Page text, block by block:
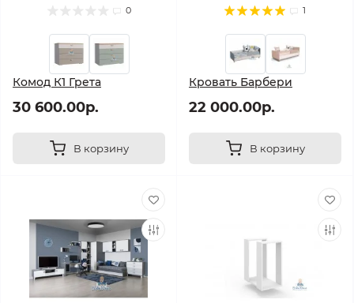
0
Комод К1 Грета
30 600.00р.
В корзину
1
Кровать Барбери
22 000.00р.
В корзину